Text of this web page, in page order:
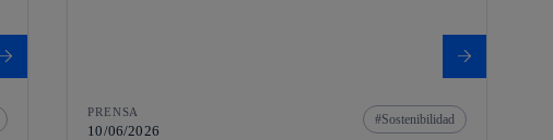
PRENSA
10/06/2026
Sostenibilidad